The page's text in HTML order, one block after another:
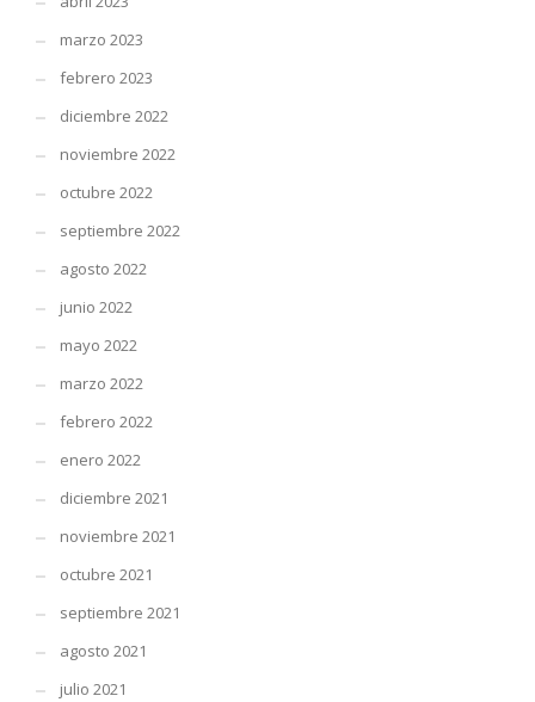
marzo 2023
febrero 2023
diciembre 2022
noviembre 2022
octubre 2022
septiembre 2022
agosto 2022
junio 2022
mayo 2022
marzo 2022
febrero 2022
enero 2022
diciembre 2021
noviembre 2021
octubre 2021
septiembre 2021
agosto 2021
julio 2021